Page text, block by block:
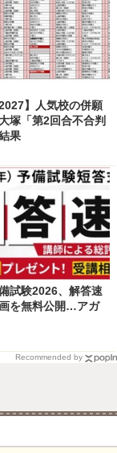
】人気校の併願
塚「第2回合不合判
果
試験2026、解答速
を無料公開…アガ
Recommended by